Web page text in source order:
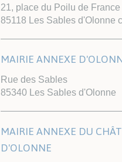
21, place du Poilu de France
85118 Les Sables d'Olonne
MAIRIE ANNEXE
Rue des Sables
85340 Les Sables d'Olonne
MAIRIE ANNEXE DU
D'OLONNE